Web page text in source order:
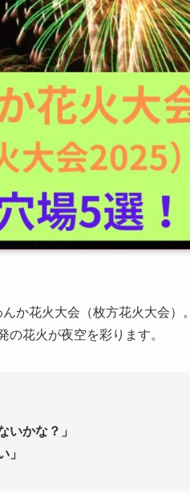
か花火大会（枚方花火大会）。
花火が夜空を彩ります。
いかな？」
」